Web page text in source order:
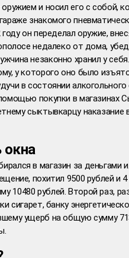
и носил его с собой,
знакомого
он переделал оружие,
недалеко от дома,
незаконно хранил у
у которого оно было
в состоянии
покупки в магазинах
сыктывкарцу наказание
окна
в магазин за деньгами
похитил 9500 рублей и 4
10480 рублей. Второй раз,
сигарет, банку
ущерб на общую сумму